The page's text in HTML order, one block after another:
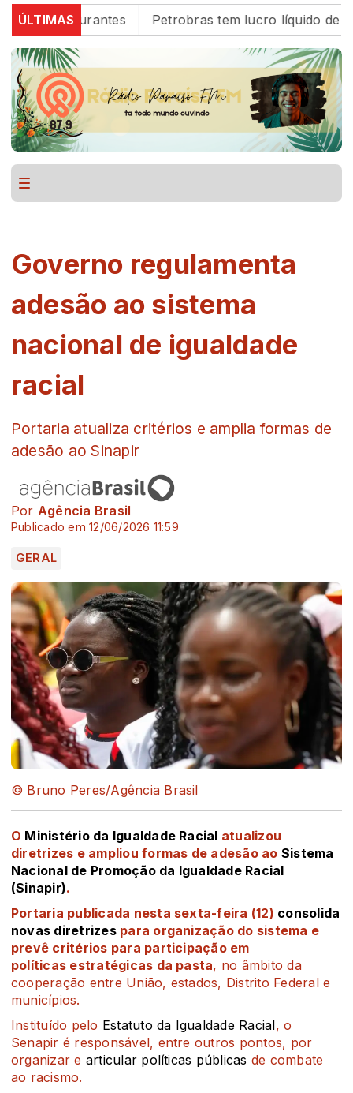
ÚLTIMAS
restaurantes Petrobras tem lucro líquido de R$
Governo regulamenta
adesão ao sistema
nacional de igualdade
racial
Portaria atualiza critérios e amplia formas de
adesão ao Sinapir
Por Agência Brasil
Publicado em 12/06/2026 11:59
GERAL
© Bruno Peres/Agência Brasil
O Ministério da Igualdade Racial atualizou
diretrizes e ampliou formas de adesão ao Sistema
Nacional de Promoção da Igualdade Racial
(Sinapir).
Portaria publicada nesta sexta-feira (12) consolida
novas diretrizespara organização do sistema e
prevê critérios para participação em
políticas estratégicas da pasta, no âmbito da
cooperação entre União, estados, Distrito Federal e
municípios.
Instituído pelo Estatuto da Igualdade Racial, o
Senapir é responsável, entre outros pontos, por
organizar e articular políticas públicas de combate
ao racismo.